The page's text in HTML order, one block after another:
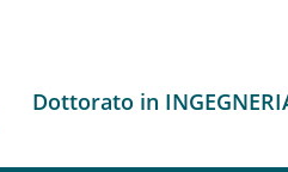
Dottorato in